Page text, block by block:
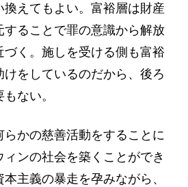
えてもよい。富裕層は財産
ることで罪の意識から解放
づく。施しを受ける側も富裕
けをしているのだから、後ろ
ない。
かの慈善活動をすることに
ンの社会を築くことができ
主義の暴走を孕みながら、